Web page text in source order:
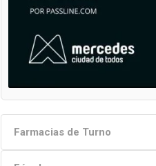
Farmacias de Turno